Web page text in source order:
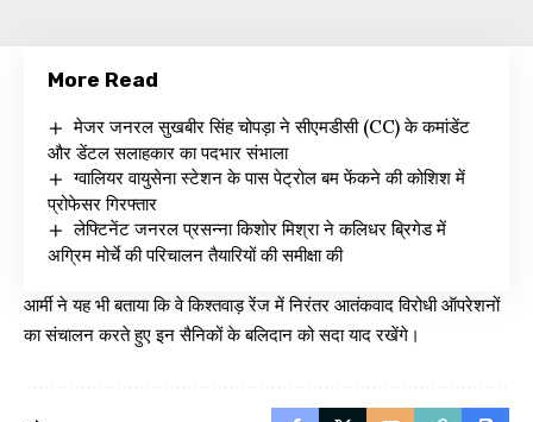
More Read
मेजर जनरल सुखबीर सिंह चोपड़ा ने सीएमडीसी (CC) के कमांडेंट
और डेंटल सलाहकार का पदभार संभाला
ग्वालियर वायुसेना स्टेशन के पास पेट्रोल बम फेंकने की कोशिश में
प्रोफेसर गिरफ्तार
लेफ्टिनेंट जनरल प्रसन्ना किशोर मिश्रा ने कलिधर ब्रिगेड में
अग्रिम मोर्चे की परिचालन तैयारियों की समीक्षा की
आर्मी ने यह भी बताया कि वे किश्तवाड़ रेंज में निरंतर आतंकवाद विरोधी ऑपरेशनों
का संचालन करते हुए इन सैनिकों के बलिदान को सदा याद रखेंगे।